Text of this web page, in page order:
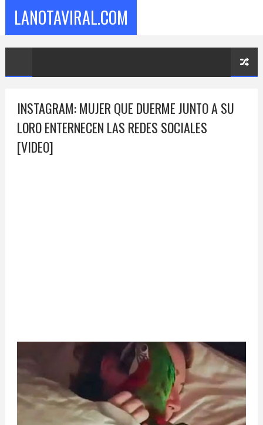
LANOTAVIRAL.COM
INSTAGRAM: MUJER QUE DUERME JUNTO A SU
LORO ENTERNECEN LAS REDES SOCIALES
[VIDEO]